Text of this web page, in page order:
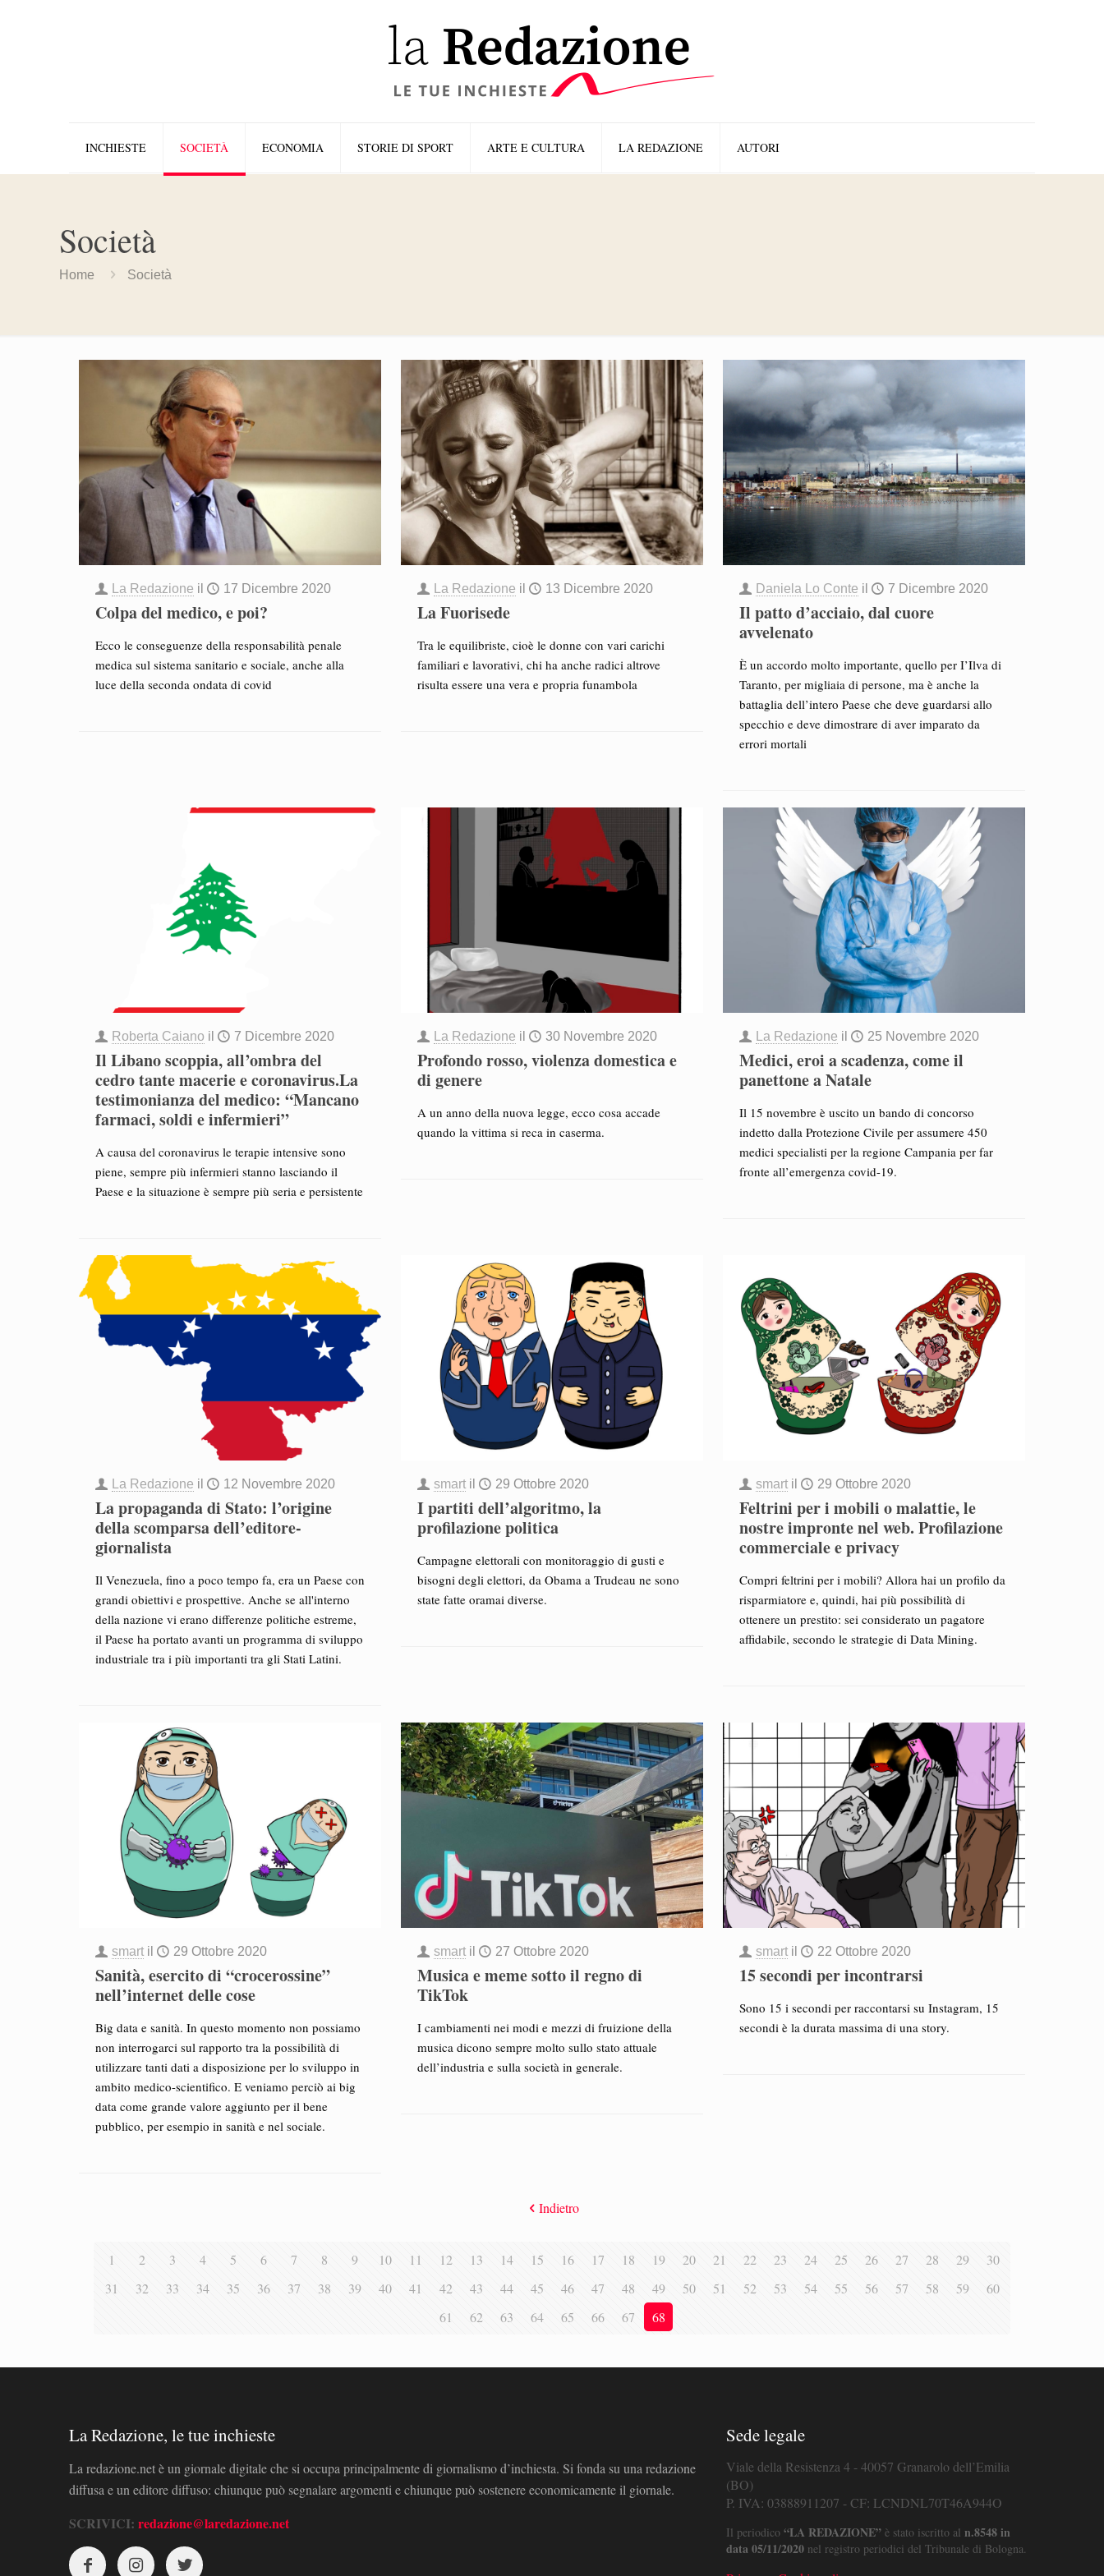
INCHIESTE SOCIETÀ ECONOMIA STORIE DI SPORT ARTE E CULTURA LA REDAZIONE AUTORI
Società
Home Società
La Redazione il 17 Dicembre 2020
Colpa del medico, e poi?
Ecco le conseguenze della responsabilità penale
medica sul sistema sanitario e sociale, anche alla
luce della seconda ondata di covid
La Redazione il 13 Dicembre 2020
La Fuorisede
Tra le equilibriste, cioè le donne con vari carichi
familiari e lavorativi, chi ha anche radici altrove
risulta essere una vera e propria funambola
Daniela Lo Conte il 7 Dicembre 2020
Il patto d’acciaio, dal cuore
avvelenato
È un accordo molto importante, quello per I’Ilva di
Taranto, per migliaia di persone, ma è anche la
battaglia dell’intero Paese che deve guardarsi allo
specchio e deve dimostrare di aver imparato da
errori mortali
Roberta Caiano il 7 Dicembre 2020
Il Libano scoppia, all’ombra del
cedro tante macerie e coronavirus.La
testimonianza del medico: “Mancano
farmaci, soldi e infermieri”
A causa del coronavirus le terapie intensive sono
piene, sempre più infermieri stanno lasciando il
Paese e la situazione è sempre più seria e persistente
La Redazione il 30 Novembre 2020
Profondo rosso, violenza domestica e
di genere
A un anno della nuova legge, ecco cosa accade
quando la vittima si reca in caserma.
La Redazione il 25 Novembre 2020
Medici, eroi a scadenza, come il
panettone a Natale
Il 15 novembre è uscito un bando di concorso
indetto dalla Protezione Civile per assumere 450
medici specialisti per la regione Campania per far
fronte all’emergenza covid-19.
La Redazione il 12 Novembre 2020
La propaganda di Stato: l’origine
della scomparsa dell’editore-
giornalista
Il Venezuela, fino a poco tempo fa, era un Paese con
grandi obiettivi e prospettive. Anche se all'interno
della nazione vi erano differenze politiche estreme,
il Paese ha portato avanti un programma di sviluppo
industriale tra i più importanti tra gli Stati Latini.
smart il 29 Ottobre 2020
I partiti dell’algoritmo, la
profilazione politica
Campagne elettorali con monitoraggio di gusti e
bisogni degli elettori, da Obama a Trudeau ne sono
state fatte oramai diverse.
smart il 29 Ottobre 2020
Feltrini per i mobili o malattie, le
nostre impronte nel web. Profilazione
commerciale e privacy
Compri feltrini per i mobili? Allora hai un profilo da
risparmiatore e, quindi, hai più possibilità di
ottenere un prestito: sei considerato un pagatore
affidabile, secondo le strategie di Data Mining.
smart il 29 Ottobre 2020
Sanità, esercito di “crocerossine”
nell’internet delle cose
Big data e sanità. In questo momento non possiamo
non interrogarci sul rapporto tra la possibilità di
utilizzare tanti dati a disposizione per lo sviluppo in
ambito medico-scientifico. E veniamo perciò ai big
data come grande valore aggiunto per il bene
pubblico, per esempio in sanità e nel sociale.
smart il 27 Ottobre 2020
Musica e meme sotto il regno di
TikTok
I cambiamenti nei modi e mezzi di fruizione della
musica dicono sempre molto sullo stato attuale
dell’industria e sulla società in generale.
smart il 22 Ottobre 2020
15 secondi per incontrarsi
Sono 15 i secondi per raccontarsi su Instagram, 15
secondi è la durata massima di una story.
Indietro
1 2 3 4 5 6 7 8 9 10 11 12 13 14 15 16 17 18 19 20 21 22 23 24 25 26 27 28 29
30
31
32 33 34 35 36 37 38 39 40 41 42 43 44 45 46 47 48 49 50 51 52 53 54 55 56 57 58 59
60
61
62 63 64 65 66 67 68
La Redazione, le tue inchieste
La redazione.net è un giornale digitale che si occupa principalmente di giornalismo d’inchiesta. Si fonda su una redazione
diffusa e un editore diffuso: chiunque può segnalare argomenti e chiunque può sostenere economicamente il giornale.
SCRIVICI: redazione@laredazione.net
Sede legale
Viale della Resistenza 4 - 40057 Granarolo dell’Emilia
(BO)
P. IVA: 03888911207 - CF: LCNDNL70T46A944O
Il periodico “LA REDAZIONE”è stato iscritto al n.8548 in
data 05/11/2020nel registro periodici del Tribunale di Bologna.